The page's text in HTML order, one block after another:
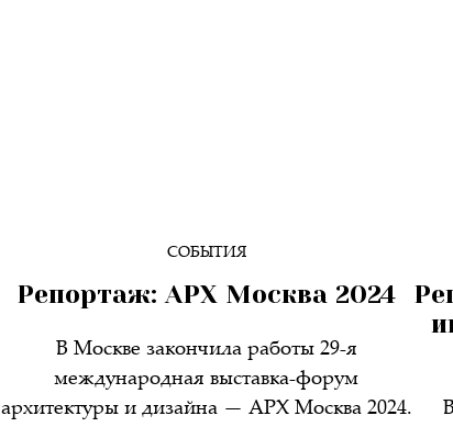
СОБЫТИЯ
Репортаж: АРХ Москва 2024
В Москве закончила работы 29-я
международная выставка-форум
архитектуры и дизайна — АРХ Москва 2024.